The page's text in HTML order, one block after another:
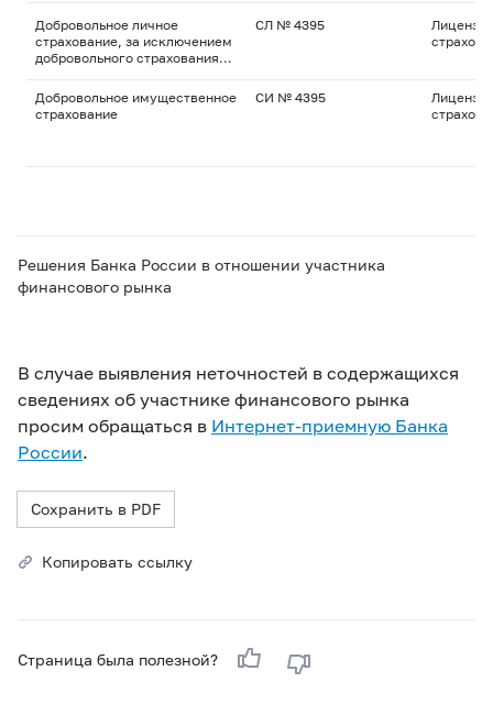
Добровольное личное
страхование, за исключением
добровольного страхования
СЛ № 4395
Добровольное имущественное
страхование
СИ № 4395
Решения Банка России в отношении участника
финансового рынка
В случае выявления неточностей в содержащихся
сведениях об участнике финансового рынка
просим обращаться в Интернет-приемную Банка
России.
Сохранить в PDF
Копировать ссылку
Страница была полезной?